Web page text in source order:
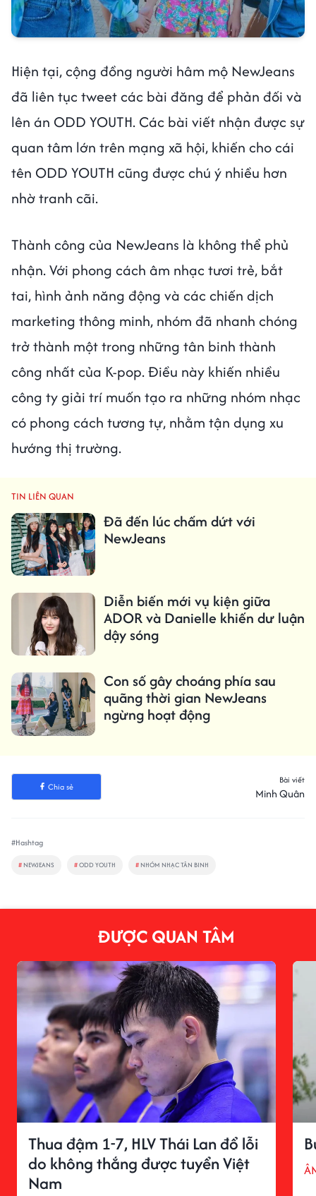
Hiện tại, cộng đồng người hâm mộ NewJeans
đã liên tục tweet các bài đăng để phản đối và
lên án ODD YOUTH. Các bài viết nhận được sự
quan tâm lớn trên mạng xã hội, khiến cho cái
tên ODD YOUTH cũng được chú ý nhiều hơn
nhờ tranh cãi.
Thành công của NewJeans là không thể phủ
nhận. Với phong cách âm nhạc tươi trẻ, bắt
tai, hình ảnh năng động và các chiến dịch
marketing thông minh, nhóm đã nhanh chóng
trở thành một trong những tân binh thành
công nhất của K-pop. Điều này khiến nhiều
công ty giải trí muốn tạo ra những nhóm nhạc
có phong cách tương tự, nhằm tận dụng xu
hướng thị trường.
TIN LIÊN QUAN
Đã đến lúc chấm dứt với
NewJeans
Diễn biến mới vụ kiện giữa
ADOR và Danielle khiến dư luận
dậy sóng
Con số gây choáng phía sau
quãng thời gian NewJeans
ngừng hoạt động
Chia sẻ
Bài viết
Minh Quân
#Hashtag
# NEWJEANS #ODD YOUTH # NHÓM NHẠC TÂN BINH
ĐƯỢC QUAN TÂM
Thua đậm 1-7, HLV Thái Lan đổ lỗi
do không thắng được tuyển Việt
Nam